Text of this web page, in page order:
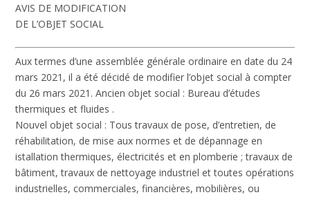
AVIS DE MODIFICATION
DE L’OBJET SOCIAL
Aux termes d’une assemblée générale ordinaire en date du 24
mars 2021, il a été décidé de modifier l’objet social à compter
du 26 mars 2021. Ancien objet social : Bureau d’études
thermiques et fluides .
Nouvel objet social : Tous travaux de pose, d’entretien, de
réhabilitation, de mise aux normes et de dépannage en
istallation thermiques, électricités et en plomberie ; travaux de
bâtiment, travaux de nettoyage industriel et toutes opérations
industrielles, commerciales, financières, mobilières, ou